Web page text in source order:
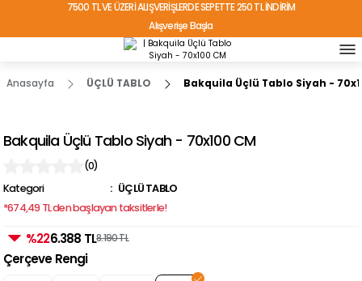
7500 TL VE ÜZERİ ALIŞVERİŞLERDE SEPETTE 250 TL İNDİRİM
Alışverişe Başla
TÜRKİYE'NİN HER YERİNE ÜCRETSİZ KARGO!
Anasayfa ÜÇLÜ TABLO Bakquila Üçlü Tablo Siyah -
Bakquila Üçlü Tablo Siyah - 70x100 CM
(0)
Kategori
ÜÇLÜ TABLO
*674,49 TL den başlayan taksitlerle!
%226.388 TL8.190 TL
Çerçeve Rengi